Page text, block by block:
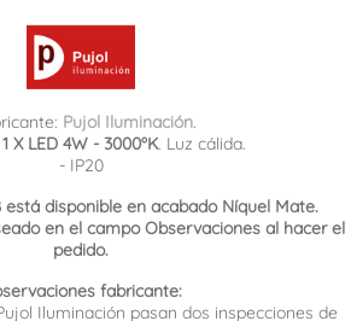
Pujol Iluminación.
1 X LED 4W - 3000ºK. Luz cálida.
- IP20
está disponible en acabado Níquel Mate.
en el campo Observaciones al hacer el
pedido.
fabricante:
Iluminación pasan dos inspecciones de